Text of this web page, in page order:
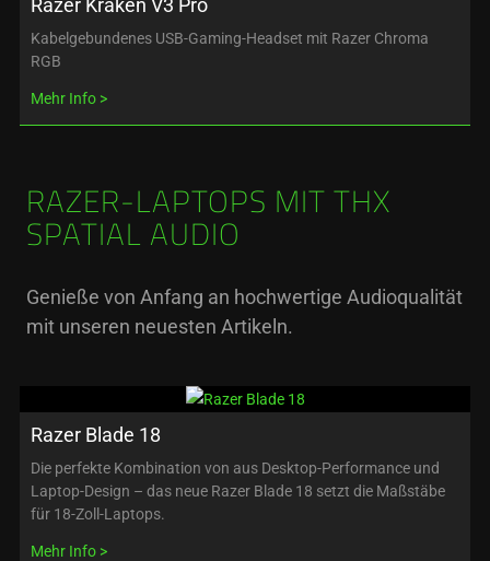
Razer Kraken V3 Pro
Kabelgebundenes USB-Gaming-Headset mit Razer Chroma
RGB
Mehr Info
RAZER-LAPTOPS MIT THX
SPATIAL AUDIO
Genieße von Anfang an hochwertige Audioqualität
mit unseren neuesten Artikeln.
Razer Blade 18
Die perfekte Kombination von aus Desktop-Performance und
Laptop-Design – das neue Razer Blade 18 setzt die Maßstäbe
für 18-Zoll-Laptops.
Mehr Info